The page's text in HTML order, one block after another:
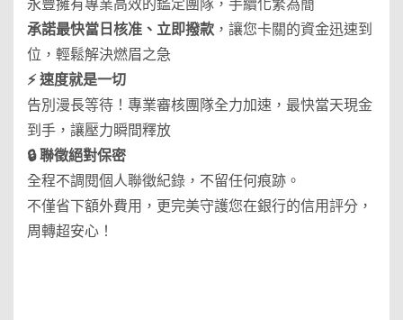
永豐擁有專業高效的鑑定團隊，手續化繁為簡
承諾最快當日核准、立即撥款 ，讓您卡關的資金迅速到
位，輕鬆解決燃眉之急
⚡ 速度就是一切
告別漫長等待！專業審核團隊全力加速，最快當天現金
到手，讓壓力瞬間釋放
🔒 聯徵絕對保密
全程不調閱個人聯徵紀錄，不留任何痕跡。
不僅省下額外費用，更完美守護您在銀行的信用評分，
周轉超安心！